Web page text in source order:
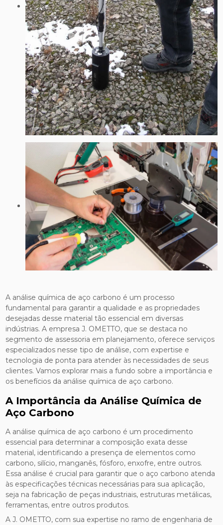
A análise química de aço carbono é um processo
fundamental para garantir a qualidade e as propriedades
desejadas desse material tão essencial em diversas
indústrias. A empresa J. OMETTO, que se destaca no
segmento de assessoria em planejamento, oferece serviços
especializados nesse tipo de análise, com expertise e
tecnologia de ponta para atender às necessidades de seus
clientes. Vamos explorar mais a fundo sobre a importância e
os benefícios da análise química de aço carbono.
A Importância da Análise Química de
Aço Carbono
A análise química de aço carbono é um procedimento
essencial para determinar a composição exata desse
material, identificando a presença de elementos como
carbono, silício, manganês, fósforo, enxofre, entre outros.
Essa análise é crucial para garantir que o aço carbono atenda
às especificações técnicas necessárias para sua aplicação,
seja na fabricação de peças industriais, estruturas metálicas,
ferramentas, entre outros produtos.
A J. OMETTO, com sua expertise no ramo de engenharia de